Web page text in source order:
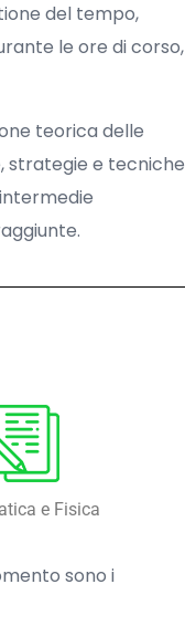
del tempo,
le ore di corso,
teorica delle
strategie e tecniche
e Fisica
sono i